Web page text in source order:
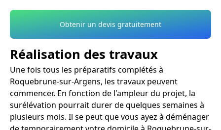
Obtenir un devis gratuitement
Réalisation des travaux
Une fois tous les préparatifs complétés à
Roquebrune-sur-Argens, les travaux peuvent
commencer. En fonction de l'ampleur du projet, la
surélévation pourrait durer de quelques semaines à
plusieurs mois. Il se peut que vous ayez à déménager